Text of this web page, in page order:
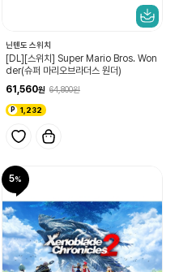
닌텐도 스위치
[DL][스위치] Super Mario Bros. Won
der(슈퍼 마리오브라더스 원더)
61,560
64,800
1,232
5